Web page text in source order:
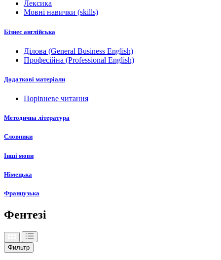
Лексика
Мовні навички (skills)
Бізнес англійська
Ділова (General Business English)
Професійна (Professional English)
Додаткові матеріали
Порівневе читання
Методична література
Словники
Інші мови
Німецька
Французька
Фентезі
Фильтр